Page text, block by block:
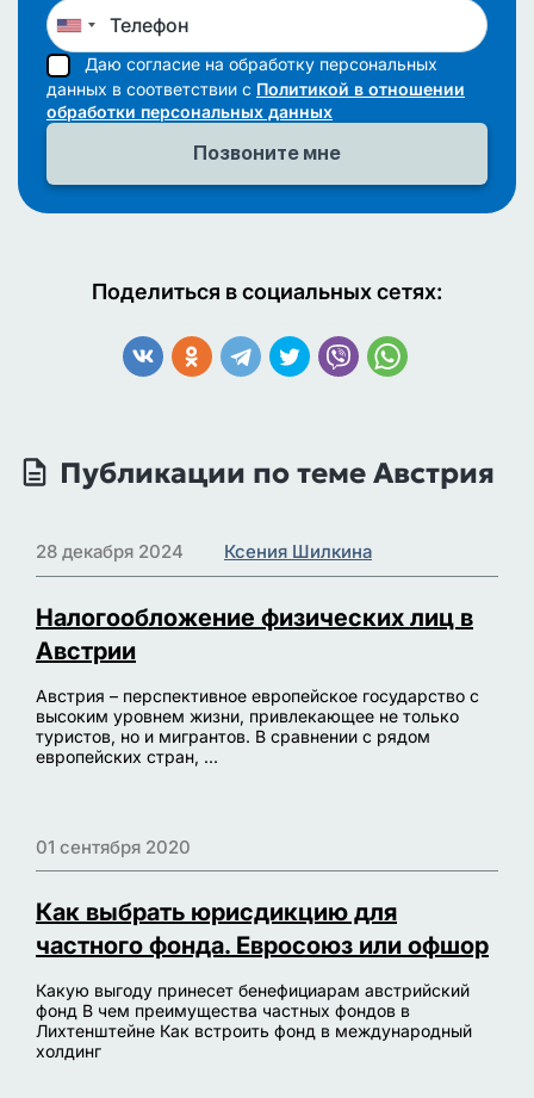
Даю согласие на обработку персональных
данных в соответствии с Политикой в отношении
обработки персональных данных
Поделиться в социальных сетях:
Публикации по теме Австрия
28 декабря 2024 Ксения Шилкина
Налогообложение физических лиц в
Австрии
Австрия – перспективное европейское государство с
высоким уровнем жизни, привлекающее не только
туристов, но и мигрантов. В сравнении с рядом
европейских стран, ...
01 сентября 2020
Как выбрать юрисдикцию для
частного фонда. Евросоюз или офшор
Какую выгоду принесет бенефициарам австрийский
фонд В чем преимущества частных фондов в
Лихтенштейне Как встроить фонд в международный
холдинг